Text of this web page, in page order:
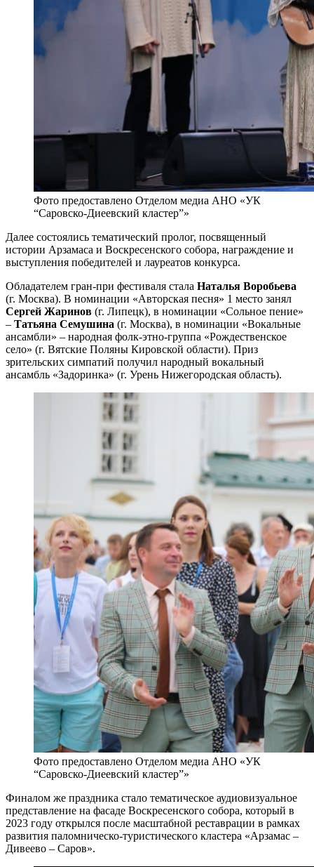
Фото предоставлено Отделом медиа АНО «УК
“Саровско-Диеевский кластер”»
Далее состоялись тематический пролог, посвященный
истории Арзамаса и Воскресенского собора, награждение и
выступления победителей и лауреатов конкурса.
Обладателем гран-при фестиваля стала Наталья Воробьева
(г. Москва). В номинации «Авторская песня» 1 место занял
Сергей Жаринов (г. Липецк), в номинации «Сольное пение»
– Татьяна Семушина (г. Москва), в номинации «Вокальные
ансамбли» – народная фолк-этно-группа «Рождественское
село» (г. Вятские Поляны Кировской области). Приз
зрительских симпатий получил народный вокальный
ансамбль «Задоринка» (г. Урень Нижегородская область).
Фото предоставлено Отделом медиа АНО «УК
“Саровско-Диеевский кластер”»
Финалом же праздника стало тематическое аудиовизуальное
представление на фасаде Воскресенского собора, который в
2023 году открылся после масштабной реставрации в рамках
развития паломническо-туристического кластера «Арзамас –
Дивеево – Саров».